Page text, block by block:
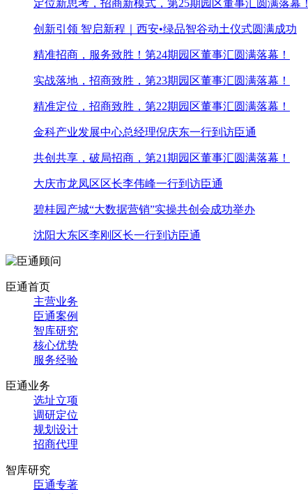
定位新思考，招商新模式，第25期园区董事汇圆满落幕！
创新引领 智启新程｜西安•绿品智谷动土仪式圆满成功
精准招商，服务致胜！第24期园区董事汇圆满落幕！
实战落地，招商致胜，第23期园区董事汇圆满落幕！
精准定位，招商致胜，第22期园区董事汇圆满落幕！
金科产业发展中心总经理倪庆东一行到访臣通
共创共享，破局招商，第21期园区董事汇圆满落幕！
大庆市龙凤区区长李伟峰一行到访臣通
碧桂园产城“大数据营销”实操共创会成功举办
沈阳大东区李刚区长一行到访臣通
臣通首页
主营业务
臣通案例
智库研究
核心优势
服务经验
臣通业务
选址立项
调研定位
规划设计
招商代理
智库研究
臣通专著